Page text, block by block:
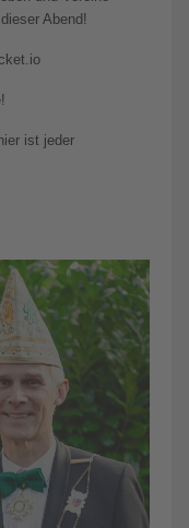
Abend!
ist jeder